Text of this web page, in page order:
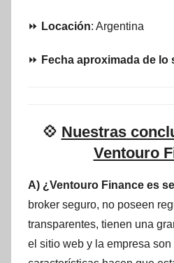
⏩ Locación: Argentina
⏩ Fecha aproximada de lo
💠 Nuestras
Ventouro
A) ¿Ventouro Finance es
broker seguro, no poseen
transparentes, tienen una
el sitio web y la empresa